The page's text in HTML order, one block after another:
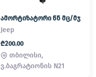
ამორტიზატორი წნ მც/მჯ
Jeep
₾200.00
თბილისი,
ვ.ბაგრატიონის N21